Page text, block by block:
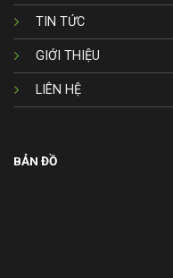
TIN TỨC
GIỚI THIỆU
LIÊN HỆ
BẢN ĐỒ